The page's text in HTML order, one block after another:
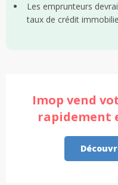
Les emprunteurs
taux de crédit
Imop vend
rapidement